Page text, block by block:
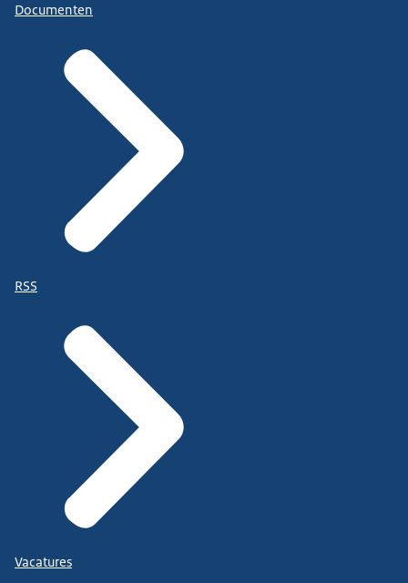
Documenten
RSS
Vacatures